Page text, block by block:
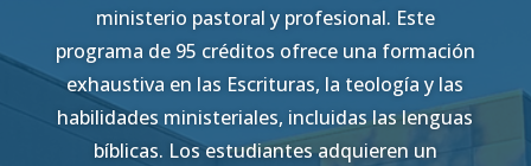
ministerio pastoral y profesional. Este
programa de 95 créditos ofrece una formación
exhaustiva en las Escrituras, la teología y las
habilidades ministeriales, incluidas las lenguas
bíblicas. Los estudiantes adquieren un